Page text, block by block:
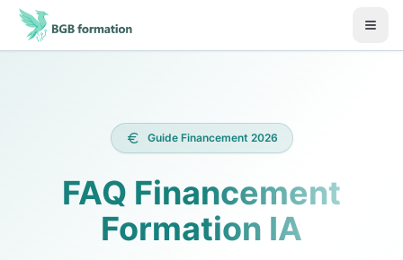
Aller au contenu principal
Guide Financement 2026
FAQ Financement
Formation IA